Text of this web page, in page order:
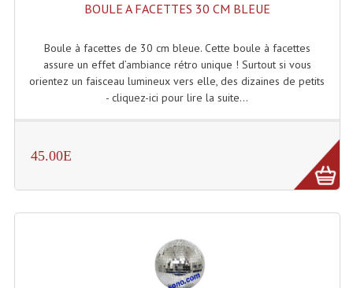
Matériel Karaoké
Disque DVD
PLAN ACCES, LES HORAIRES
CRÉER UN COMPTE
BOULE A FACETTES 30 CM BLEUE
Boule à facettes de 30 cm bleue. Cette boule à facettes
assure un effet d’ambiance rétro unique ! Surtout si vous
orientez un faisceau lumineux vers elle, des dizaines de petits
- cliquez-ici pour lire la suite...
45.00E